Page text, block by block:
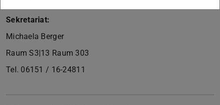
Sekretariat:
Michaela Berger
Raum S3|13 Raum 303
Tel. 06151 / 16-24811